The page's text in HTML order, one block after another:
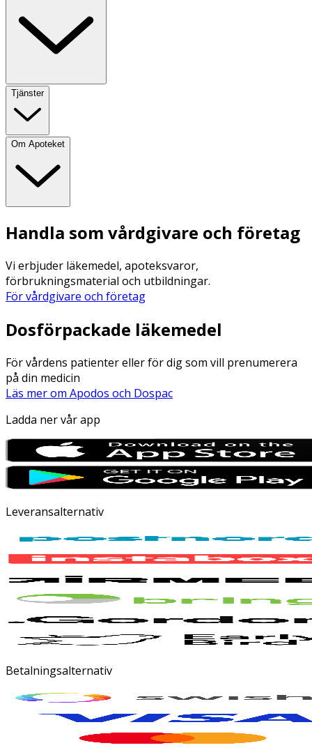
Tjänster
Om Apoteket
Handla som vårdgivare och företag
Vi erbjuder läkemedel, apoteksvaror,
förbrukningsmaterial och utbildningar.
För vårdgivare och företag
Dosförpackade läkemedel
För vårdens patienter eller för dig som vill prenumerera
på din medicin
Läs mer om Apodos och Dospac
Ladda ner vår app
Leveransalternativ
Betalningsalternativ